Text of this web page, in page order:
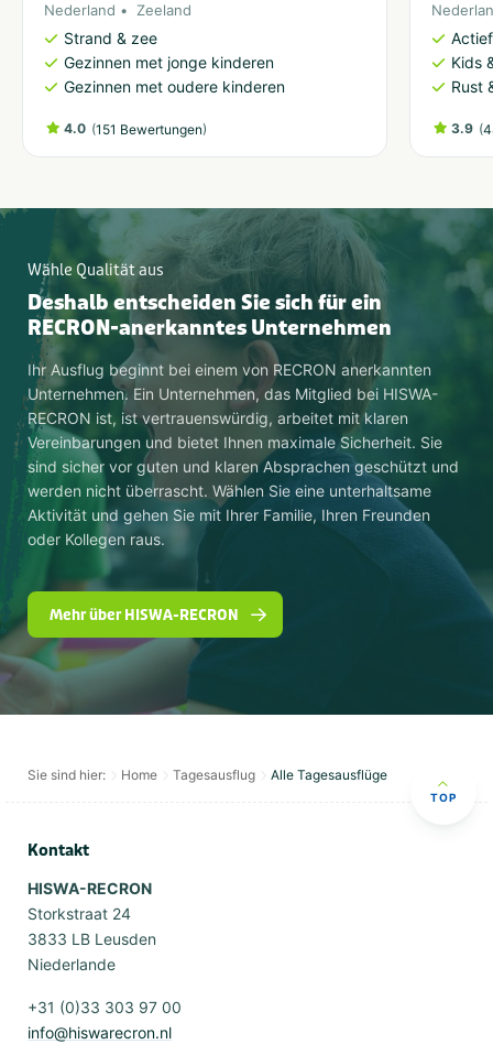
Nederland Zeeland
Strand & zee
Gezinnen met jonge kinderen
Gezinnen met oudere kinderen
4.0 (151 Bewertungen)
Kids
Rust
3.9 (
Wähle Qualität aus
Deshalb entscheiden Sie sich für ein
RECRON-anerkanntes Unternehmen
Ihr Ausflug beginnt bei einem von RECRON anerkannten
Unternehmen. Ein Unternehmen, das Mitglied bei HISWA-
RECRON ist, ist vertrauenswürdig, arbeitet mit klaren
Vereinbarungen und bietet Ihnen maximale Sicherheit. Sie
sind sicher vor guten und klaren Absprachen geschützt und
werden nicht überrascht. Wählen Sie eine unterhaltsame
Aktivität und gehen Sie mit Ihrer Familie, Ihren Freunden
oder Kollegen raus.
Mehr über HISWA-RECRON
Sie sind hier: Home Tagesausflug Alle Tagesausflüge
TOP
Kontakt
HISWA-RECRON
Storkstraat 24
3833 LB Leusden
Niederlande
+31 (0)33 303 97 00
info@hiswarecron.nl